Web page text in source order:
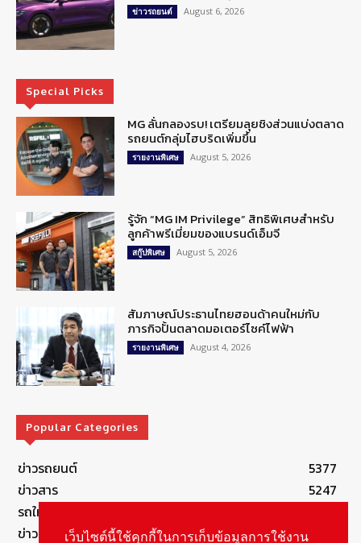
ข่าวรถยนต์ August 6, 2026
Special Picks
MG ลั่นกลองรบ! เตรียมลุยชิงส่วนแบ่งตลาด
รถยนต์กลุ่มไฮบริดเพิ่มขึ้น
รายงานพิเศษ August 5, 2026
รู้จัก “MG IM Privilege” สิทธิพิเศษสำหรับ
ลูกค้าพรีเมี่ยมของแบรนด์เอ็มจี
สกู๊ปพิเศษ August 5, 2026
สัมภาษณ์ประธานไทยฮอนด้าคนใหม่กับ
ภารกิจปั้นตลาดมอเตอร์ไซค์ไฟฟ้า
รายงานพิเศษ August 4, 2026
Popular Categories
ข่าวรถยนต์
5377
ข่าวสาร
5247
รถใหม่
ข่าวประชาสัมพันธ์เว็บไซต์นี้ใช้คุกกี้ในการเก็บข้อมูลการใช้งาน